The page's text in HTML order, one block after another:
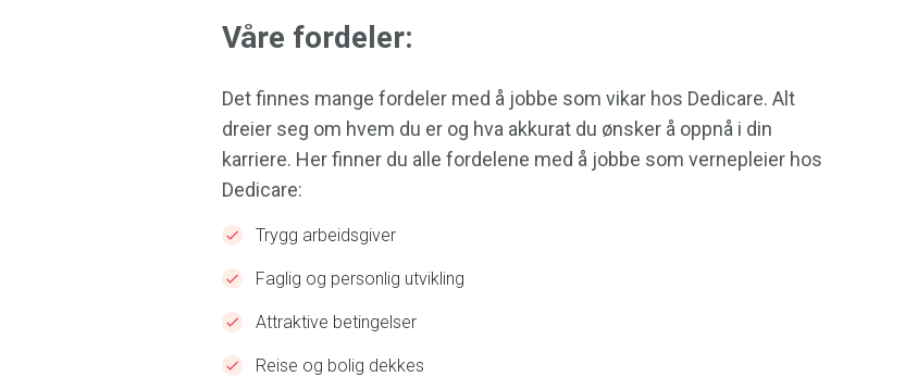
Våre fordeler:
Det finnes mange fordeler med å jobbe som vikar hos Dedicare. Alt
dreier seg om hvem du er og hva akkurat du ønsker å oppnå i din
karriere. Her finner du alle fordelene med å jobbe som vernepleier hos
Dedicare:
Trygg arbeidsgiver
Faglig og personlig utvikling
Attraktive betingelser
Reise og bolig dekkes